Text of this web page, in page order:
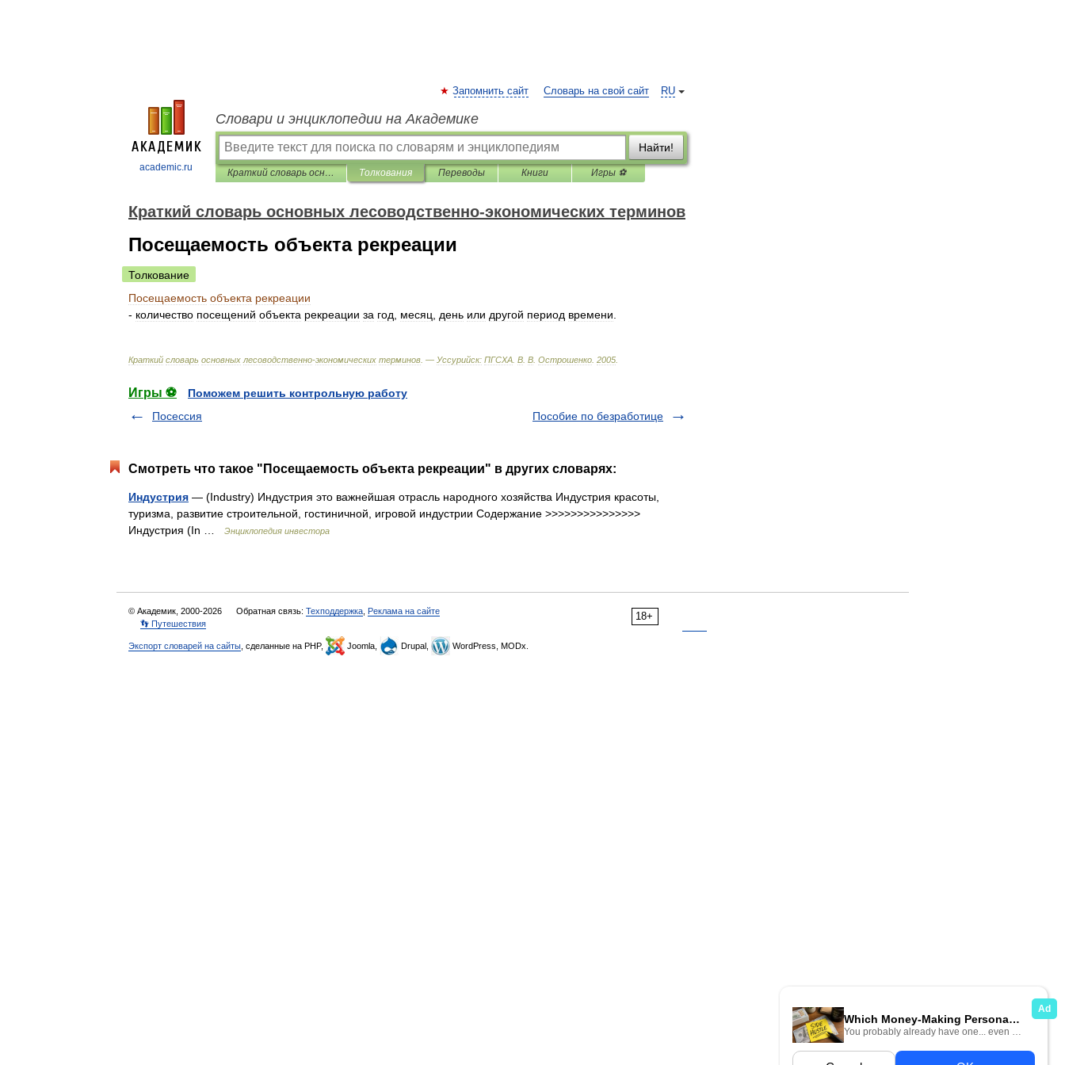
academic.ru
RU
Запомнить сайт Словарь на свой сайт
Словари и энциклопедии на Академике
Найти!
Краткий словарь основных лесоводственно-экономических терминов Толкования Переводы Книги Игры ⚽
Краткий словарь основных лесоводственно-экономических терминов
Посещаемость объекта рекреации
Толкование
Посещаемость объекта рекреации
- количество посещений объекта рекреации за год месяц день или другой период времени
Краткий словарь основных лесоводственно-экономических терминов . — Уссурийск: ПГСХА В В Острошенко 2005
Игры ⚽
Поможем решить контрольную работу
Посессия
Пособие по безработице
Смотреть что такое "Посещаемость объекта рекреации" в других словарях:
Индустрия — (Industry) Индустрия это важнейшая отрасль народного хозяйства Индустрия красоты,
туризма, развитие строительной, гостиничной, игровой индустрии Содержание >>>>>>>>>>>>>>>
Индустрия (In …
Энциклопедия инвестора
18+
© Академик, 2000-2026 Обратная связь: Техподдержка Реклама на сайте
👣 Путешествия
Экспорт словарей на сайты , сделанные на PHP, Joomla, Drupal, WordPress, MODx.